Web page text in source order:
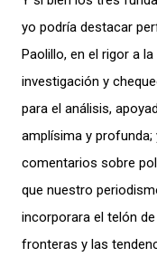
yo podría destacar
Paolillo, en el rigor a
investigación y
para el análisis,
amplísima y
comentarios sobre
que nuestro
incorporara el telón
fronteras y las